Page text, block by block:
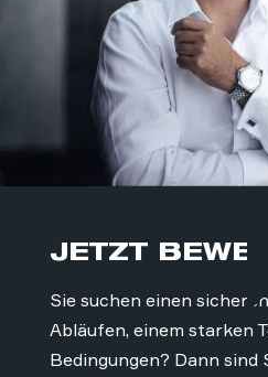
JETZT
Sie suchen einen
Abläufen, einem starken
Bedingungen? Dann sind